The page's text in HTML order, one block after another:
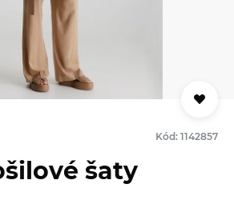
Kód: 1142857
šaty